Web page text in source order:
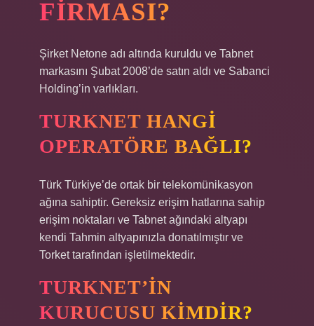
FIRMASI?
Şirket Netone adı altında kuruldu ve Tabnet
markasını Şubat 2008’de satın aldı ve Sabanci
Holding’in varlıkları.
TURKNET HANGI
OPERATÖRE BAĞLI?
Türk Türkiye’de ortak bir telekomünikasyon
ağına sahiptir. Gereksiz erişim hatlarına sahip
erişim noktaları ve Tabnet ağındaki altyapı
kendi Tahmin altyapınızla donatılmıştır ve
Torket tarafından işletilmektedir.
TURKNET’IN
KURUCUSU KIMDIR?